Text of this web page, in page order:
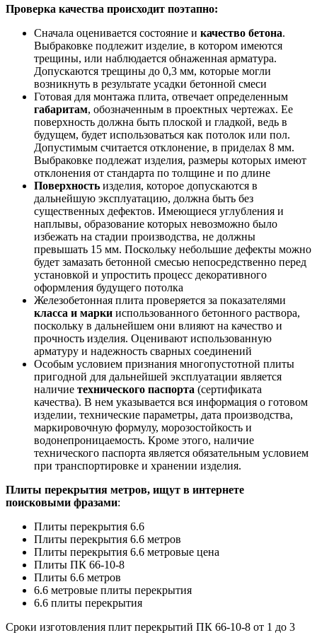
Проверка качества происходит поэтапно:
Сначала оценивается состояние и качество бетона.
Выбраковке подлежит изделие, в котором имеются
трещины, или наблюдается обнаженная арматура.
Допускаются трещины до 0,3 мм, которые могли
возникнуть в результате усадки бетонной смеси
Готовая для монтажа плита, отвечает определенным
габаритам, обозначенным в проектных чертежах. Ее
поверхность должна быть плоской и гладкой, ведь в
будущем, будет использоваться как потолок или пол.
Допустимым считается отклонение, в приделах 8 мм.
Выбраковке подлежат изделия, размеры которых имеют
отклонения от стандарта по толщине и по длине
Поверхность изделия, которое допускаются в
дальнейшую эксплуатацию, должна быть без
существенных дефектов. Имеющиеся углубления и
наплывы, образование которых невозможно было
избежать на стадии производства, не должны
превышать 15 мм. Поскольку небольшие дефекты можно
будет замазать бетонной смесью непосредственно перед
установкой и упростить процесс декоративного
оформления будущего потолка
Железобетонная плита проверяется за показателями
класса и марки использованного бетонного раствора,
поскольку в дальнейшем они влияют на качество и
прочность изделия. Оценивают использованную
арматуру и надежность сварных соединений
Особым условием признания многопустотной плиты
пригодной для дальнейшей эксплуатации является
наличие технического паспорта (сертификата
качества). В нем указывается вся информация о готовом
изделии, технические параметры, дата производства,
маркировочную формулу, морозостойкость и
водонепроницаемость. Кроме этого, наличие
технического паспорта является обязательным условием
при транспортировке и хранении изделия.
Плиты перекрытия метров, ищут в интернете
поисковыми фразами:
Плиты перекрытия 6.6
Плиты перекрытия 6.6 метров
Плиты перекрытия 6.6 метровые цена
Плиты ПК 66-10-8
Плиты 6.6 метров
6.6 метровые плиты перекрытия
6.6 плиты перекрытия
Сроки изготовления плит перекрытий ПК 66-10-8 от 1 до 3